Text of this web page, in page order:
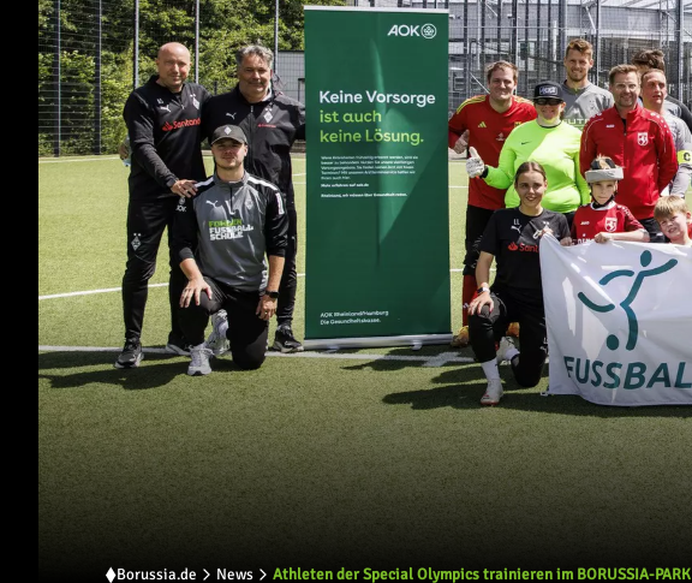
Borussia.de News Athleten der Special Olympics trainieren im BORUSSIA-PARK